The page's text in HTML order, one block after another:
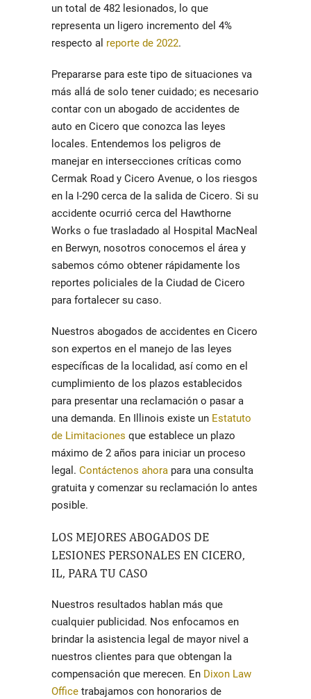
un total de 482 lesionados, lo que
representa un ligero incremento del 4%
respecto al reporte de 2022.
Prepararse para este tipo de situaciones va
más allá de solo tener cuidado; es necesario
contar con un abogado de accidentes de
auto en Cicero que conozca las leyes
locales. Entendemos los peligros de
manejar en intersecciones críticas como
Cermak Road y Cicero Avenue, o los riesgos
en la I-290 cerca de la salida de Cicero. Si su
accidente ocurrió cerca del Hawthorne
Works o fue trasladado al Hospital MacNeal
en Berwyn, nosotros conocemos el área y
sabemos cómo obtener rápidamente los
reportes policiales de la Ciudad de Cicero
para fortalecer su caso.
Nuestros abogados de accidentes en Cicero
son expertos en el manejo de las leyes
específicas de la localidad, así como en el
cumplimiento de los plazos establecidos
para presentar una reclamación o pasar a
una demanda. En Illinois existe un Estatuto
de Limitaciones que establece un plazo
máximo de 2 años para iniciar un proceso
legal. Contáctenos ahora para una consulta
gratuita y comenzar su reclamación lo antes
posible.
LOS MEJORES ABOGADOS DE
LESIONES PERSONALES EN CICERO,
IL, PARA TU CASO
Nuestros resultados hablan más que
cualquier publicidad. Nos enfocamos en
brindar la asistencia legal de mayor nivel a
nuestros clientes para que obtengan la
compensación que merecen. En Dixon Law
Office trabajamos con honorarios de